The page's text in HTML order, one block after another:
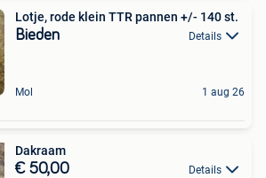
Lotje, rode klein TTR pannen +/- 140 st.
Bieden Details
Mol 1 aug 26
Dakraam
€ 50,00 Details